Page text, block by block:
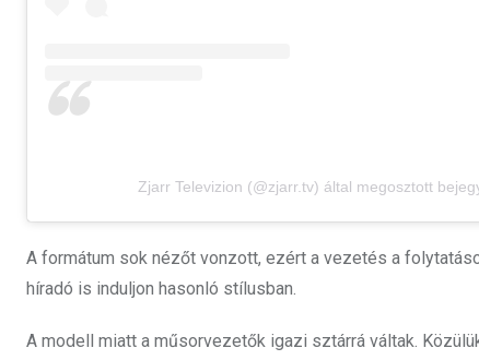
Zjarr Televizion (@zjarr.tv) által megosztott
A formátum sok nézőt vonzott, ezért a vezetés a
híradó is induljon hasonló stílusban.
A modell miatt a műsorvezetők igazi sztárrá váltak.